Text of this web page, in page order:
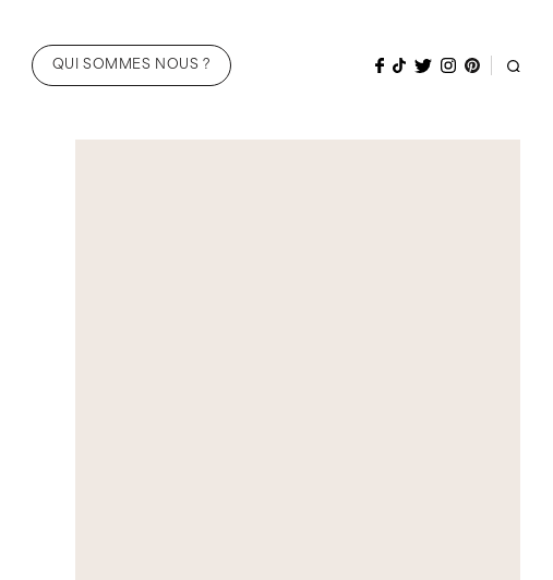
QUI SOMMES NOUS ?